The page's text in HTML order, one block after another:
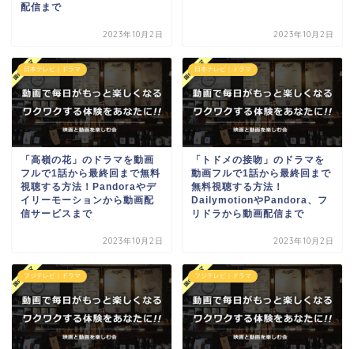
配信まで
2023年10月2日 2023年10月2日
日本テレビ｜ドラマ
「高嶺の花」のドラマを動画
フルで1話から最終回まで無料
視聴する方法！Pandoraやデ
イリーモーションから動画配
信サービスまで
2023年10月2日
日本テレビ｜ドラマ
「トドメの接吻」のドラマを
動画フルで1話から最終回まで
無料視聴する方法！
DailymotionやPandora、フ
リドラから動画配信まで
2023年10月2日
フジテレビ｜ドラマ フジテレビ｜ドラマ